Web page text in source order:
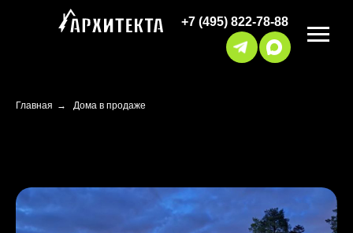
+7 (495) 822-78-88
Главная → Дома в продаже